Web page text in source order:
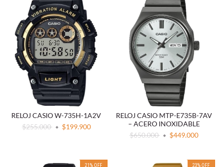
RELOJ CASIO W-735H-1A2V
$255.000
$199.900
RELOJ CASIO MTP-E735B-7AV
– ACERO INOXIDABLE
$650.000
$449.000
21 % OFF 23% OFF